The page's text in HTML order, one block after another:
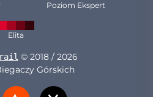
Poziom Ekspert
Elita
© 2018 / 2026
Górskich